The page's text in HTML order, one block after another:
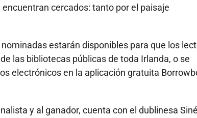
cercados: tanto por el paisaje
estarán disponibles para que los
las bibliotecas públicas de toda Irlanda, o se
electrónicos en la aplicación gratuita
y al ganador, cuenta con el dublinesa